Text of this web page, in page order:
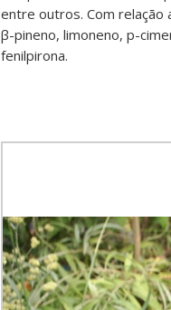
entre outros. Com relação
β-pineno, limoneno, p-
fenilpirona.